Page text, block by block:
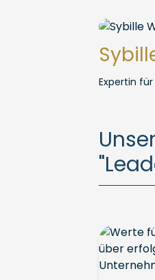
Expertin